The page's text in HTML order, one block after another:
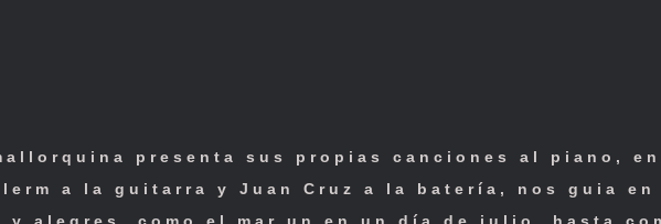
presenta sus propias canciones al piano,
a la guitarra y Juan Cruz a la batería, nos guia